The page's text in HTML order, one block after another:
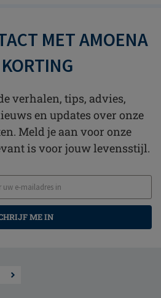
MET AMOENA
verhalen, tips, advies,
en updates over onze
Meld je aan voor onze
is voor jouw levensstijl.
ME IN